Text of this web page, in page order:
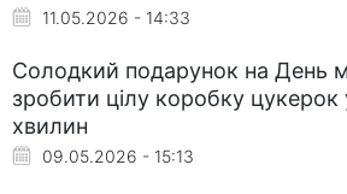
11.05.2026 - 14:33
Солодкий подарунок на День
зробити цілу коробку цукерок
хвилин
09.05.2026 - 15:13